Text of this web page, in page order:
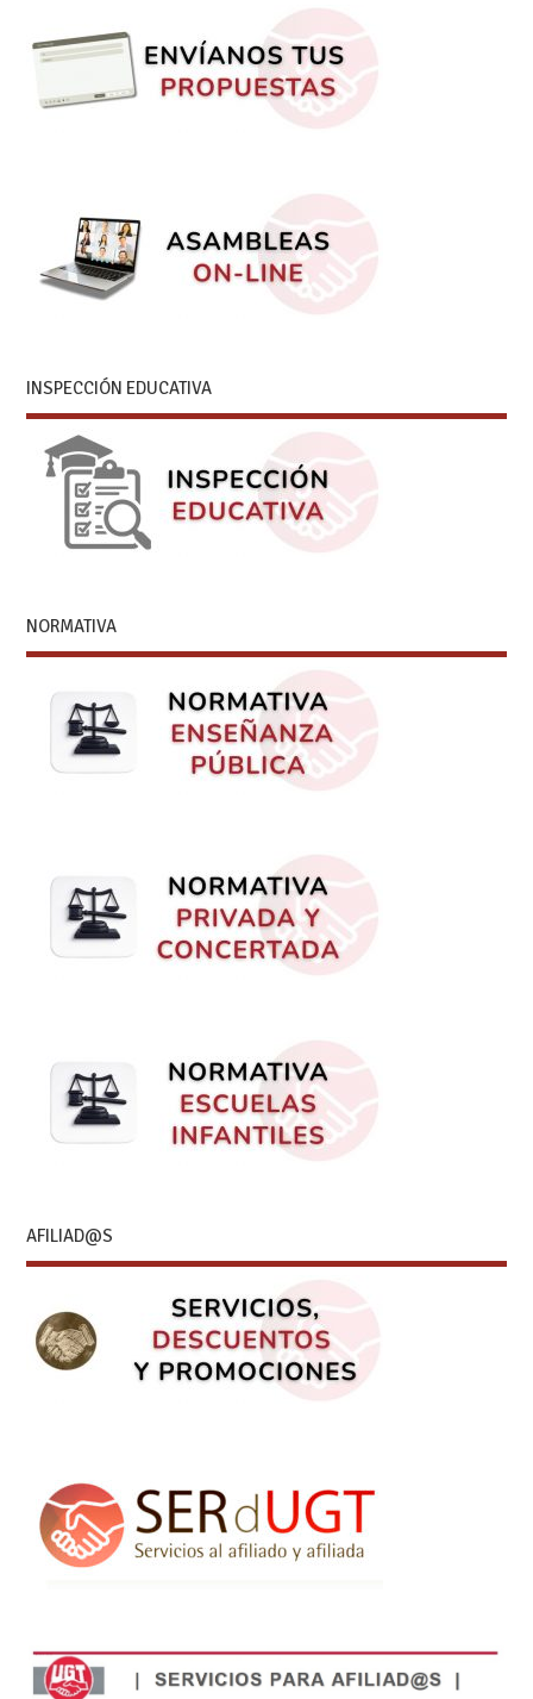
INSPECCIÓN EDUCATIVA
NORMATIVA
AFILIAD@S